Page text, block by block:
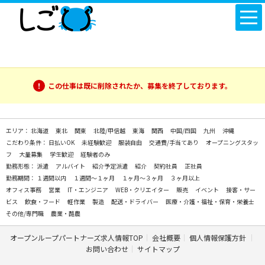
この仕事は既に削除されたか、募集を終了しております。
エリア： 北海道 東北 関東 北陸/甲信越 東海 関西 中国/四国 九州
沖縄
こだわり条件： 日払いOK 未経験歓迎 服装自由 交通費/手当てあり
オープニングスタッ
フ
大量募集 学生歓迎
経験者のみ
勤務形態： 派遣 アルバイト 紹介予定派遣 紹介 契約社員
正社員
勤務期間： １週間以内 １週間～１ヶ月 １ヶ月～３ヶ月
３ヶ月以上
オフィス事務
営業 IT・エンジニア WEB・クリエイター 販売 イベント
接客・サー
ビス
飲食・フード 軽作業 製造 配送・ドライバー
医療・介護・福祉・保育・栄養士
その他/専門職
農業・酪農
オープンループパートナーズ求人情報TOP 会社概要
個人情報保護方針
お問い合わせ
サイトマップ